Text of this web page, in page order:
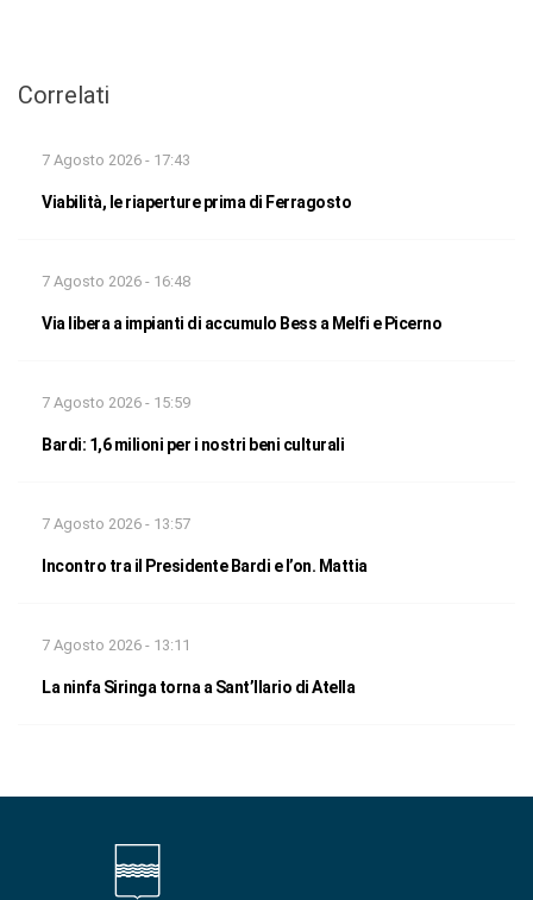
Correlati
7 Agosto 2026 - 17:43
Viabilità, le riaperture prima di Ferragosto
7 Agosto 2026 - 16:48
Via libera a impianti di accumulo Bess a Melfi e Picerno
7 Agosto 2026 - 15:59
Bardi: 1,6 milioni per i nostri beni culturali
7 Agosto 2026 - 13:57
Incontro tra il Presidente Bardi e l’on. Mattia
7 Agosto 2026 - 13:11
La ninfa Siringa torna a Sant’Ilario di Atella